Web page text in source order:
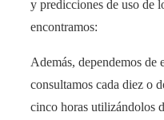
y predicciones de uso de
encontramos:
Además, dependemos de
consultamos cada diez o
cinco horas utilizándolos